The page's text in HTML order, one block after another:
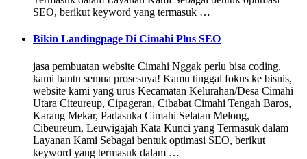
SEO, berikut keyword yang termasuk …
Bikin Landingpage Di Cimahi Plus SEO
jasa pembuatan website Cimahi Nggak perlu bisa coding,
kami bantu semua prosesnya! Kamu tinggal fokus ke bisnis,
website kami yang urus Kecamatan Kelurahan/Desa Cimahi
Utara Citeureup, Cipageran, Cibabat Cimahi Tengah Baros,
Karang Mekar, Padasuka Cimahi Selatan Melong,
Cibeureum, Leuwigajah Kata Kunci yang Termasuk dalam
Layanan Kami Sebagai bentuk optimasi SEO, berikut
keyword yang termasuk dalam …